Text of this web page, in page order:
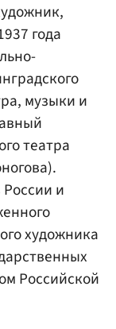
года
музыки и
театра
и
художника
Российской